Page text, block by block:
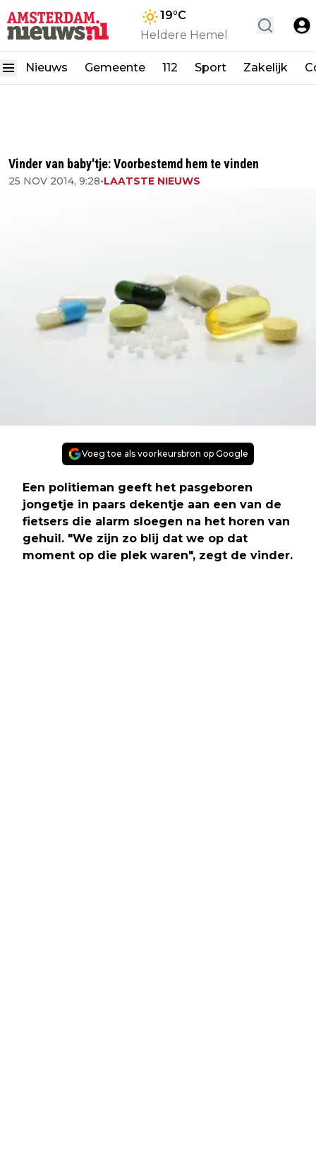
19°C
Heldere Hemel
Nieuws Gemeente 112 Sport Zakelijk
Vinder van baby'tje: Voorbestemd hem te vinden
25 NOV 2014, 9:28•LAATSTE NIEUWS
Voeg toe als voorkeursbron op Google
Een politieman geeft het pasgeboren
jongetje in paars dekentje aan een van de
fietsers die alarm sloegen na het horen van
gehuil. "We zijn zo blij dat we op dat
moment op die plek waren", zegt de vinder.